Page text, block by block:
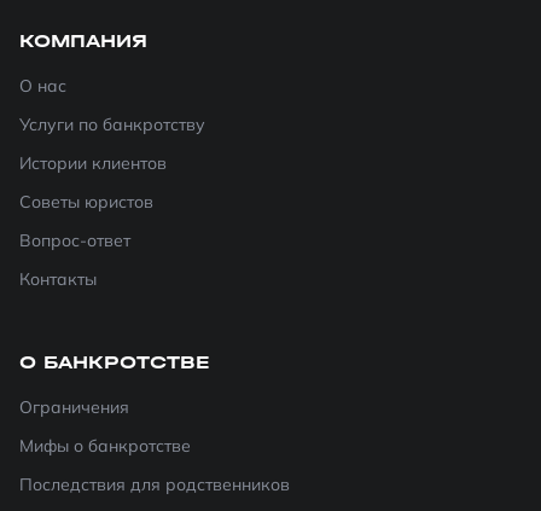
КОМПАНИЯ
О нас
Услуги по банкротству
Истории клиентов
Советы юристов
Вопрос-ответ
Контакты
О БАНКРОТСТВЕ
Ограничения
Мифы о банкротстве
Последствия для родственников